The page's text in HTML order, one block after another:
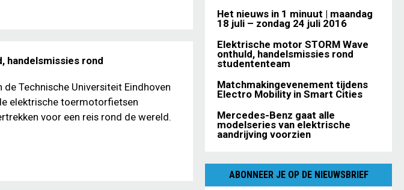
handelsmissies rond
Technische Universiteit Eindhoven
elektrische toermotorfietsen
voor een reis rond de wereld.
Het nieuws in 1 minuut | maandag
18 juli – zondag 24 juli 2016
Elektrische motor STORM Wave
onthuld, handelsmissies rond
studententeam
Matchmakingevenement tijdens
Electro Mobility in Smart Cities
Mercedes-Benz gaat alle
modelseries van elektrische
aandrijving voorzien
ABONNEER JE OP DE NIEUWSBRIEF